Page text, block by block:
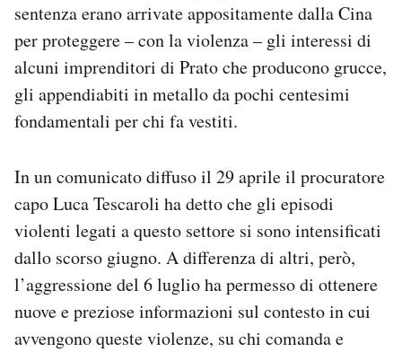
sentenza erano arrivate appositamente dalla Cina
per proteggere – con la violenza – gli interessi di
alcuni imprenditori di Prato che producono grucce,
gli appendiabiti in metallo da pochi centesimi
fondamentali per chi fa vestiti.
In un comunicato diffuso il 29 aprile il procuratore
capo Luca Tescaroli ha detto che gli episodi
violenti legati a questo settore si sono intensificati
dallo scorso giugno. A differenza di altri, però,
l’aggressione del 6 luglio ha permesso di ottenere
nuove e preziose informazioni sul contesto in cui
avvengono queste violenze, su chi comanda e